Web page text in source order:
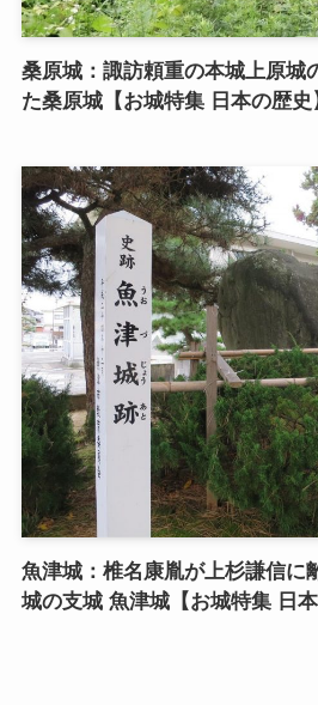
桑原城：諏訪頼重の本城上原城
た桑原城【お城特集 日本の歴史
魚津城：椎名康胤が上杉謙信に
城の支城 魚津城【お城特集 日本